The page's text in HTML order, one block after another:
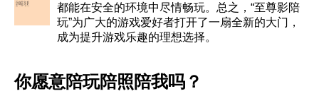
都能在安全的环境中尽情畅玩。总之，“至尊影陪
玩”为广大的游戏爱好者打开了一扇全新的大门，
成为提升游戏乐趣的理想选择。
你愿意陪玩陪照陪我吗？